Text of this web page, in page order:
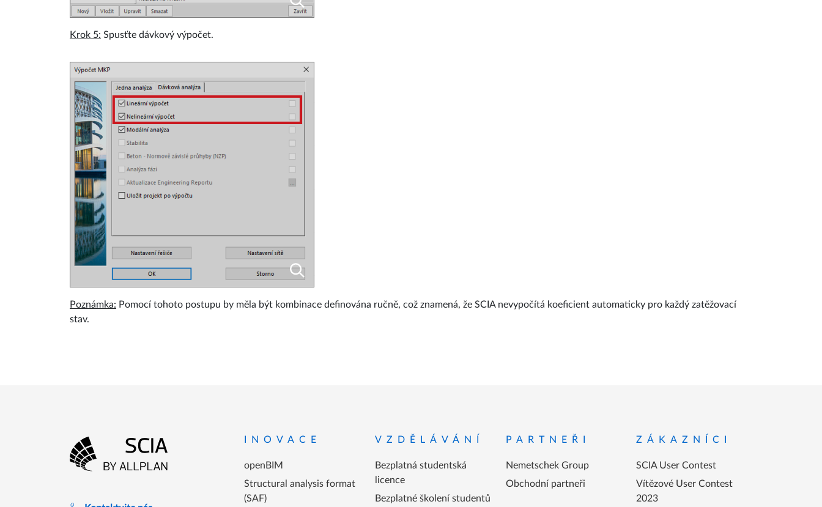
Krok 5: Spusťte dávkový výpočet.
Poznámka: Pomocí tohoto postupu by měla být kombinace definována ručně, což znamená, že SCIA nevypočítá koeficient automaticky pro každý zatěžovací
stav.
Menu patičky
INOVACE
openBIM
Structural analysis format
(SAF)
VZDĚLÁVÁNÍ
Bezplatná studentská
licence
Bezplatné školení studentů
PARTNEŘI
Nemetschek Group
Obchodní partneři
ZÁKAZNÍCI
SCIA User Contest
Vítězové User Contest
2023